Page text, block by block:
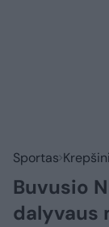
Sportas
Buvusio
dalyvaus